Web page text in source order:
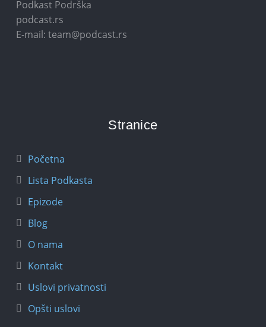
Podkast Podrška
podcast.rs
E-mail: team@podcast.rs
Stranice
Početna
Lista Podkasta
Epizode
Blog
O nama
Kontakt
Uslovi privatnosti
Opšti uslovi